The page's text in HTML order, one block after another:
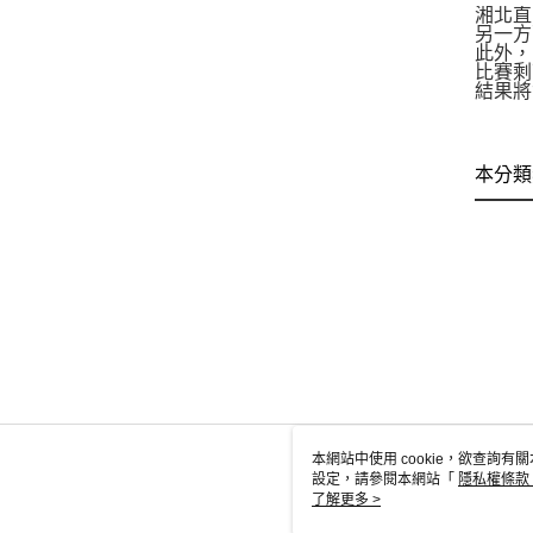
湘北
另一
此外
比賽
結果
本分
本網站中使用 cookie，欲查詢有
設定，請參閱本網站「 隱私權條款
使用 cookie。
了解更多 >